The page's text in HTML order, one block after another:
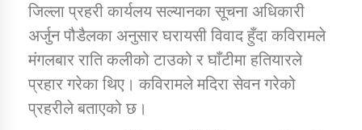
कर्णाली प्रविधि शिक्षालय जुम्लाको सुचना
जिल्ला प्रहरी कार्यलय सल्यानका सूचना अधिकारी
अर्जुन पौडैलका अनुसार घरायसी विवाद हुँदा कविरामले
मंगलबार राति कलीको टाउको र घाँटीमा हतियारले
प्रहार गरेका थिए। कविरामले मदिरा सेवन गरेको
प्रहरीले बताएको छ।